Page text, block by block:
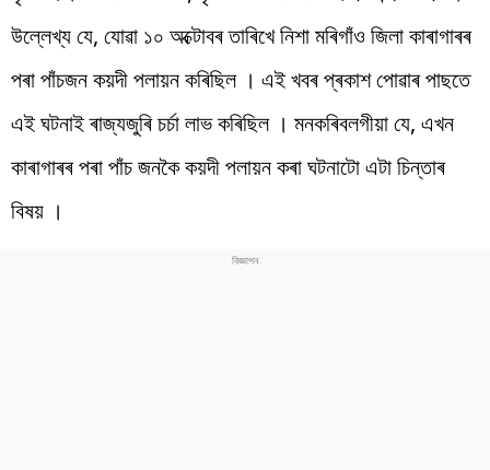
উল্লেখ্য যে, যোৱা ১০ অক্টোবৰ তাৰিখে নিশা মৰিগাঁও জিলা কাৰাগাৰৰ
পৰা পাঁচজন কয়দী পলায়ন কৰিছিল । এই খবৰ প্ৰকাশ পোৱাৰ পাছতে
এই ঘটনাই ৰাজ্যজুৰি চৰ্চা লাভ কৰিছিল । মনকৰিবলগীয়া যে, এখন
কাৰাগাৰৰ পৰা পাঁচ জনকৈ কয়দী পলায়ন কৰা ঘটনাটো এটা চিন্তাৰ
বিষয় ।